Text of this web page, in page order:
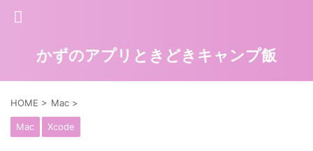
かずのアプリときどきキャンプ飯
HOME > Mac >
Mac Xcode